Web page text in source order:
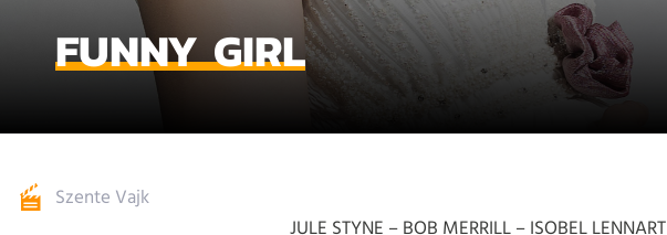
FUNNY GIRL
Szente Vajk
JULE STYNE – BOB MERRILL – ISOBEL LENNART